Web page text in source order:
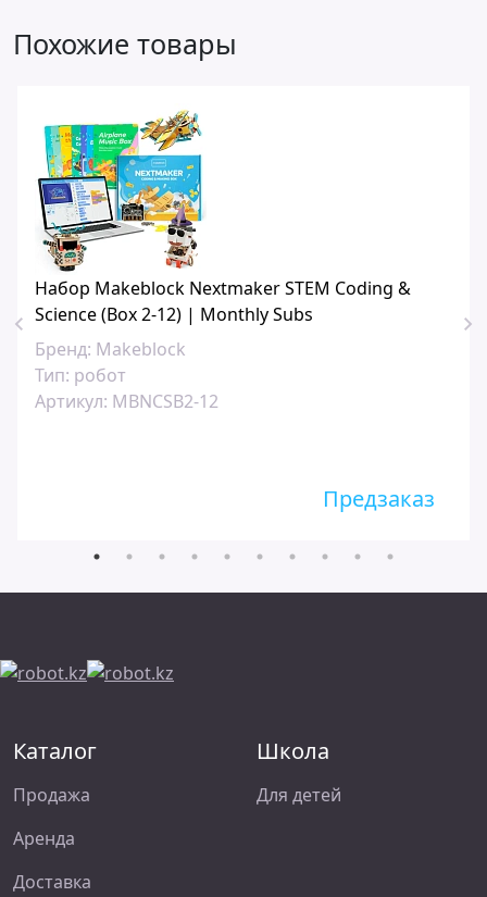
Похожие товары
Набор Makeblock Nextmaker STEM Coding &
Science (Box 2-12) | Monthly Subs
Бренд: Makeblock
Тип: робот
Артикул: MBNCSB2-12
Предзаказ
Каталог
Продажа
Аренда
Доставка
Школа
Для детей